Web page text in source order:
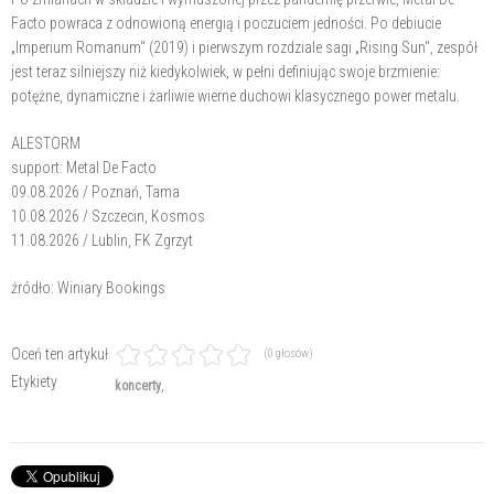
Facto powraca z odnowioną energią i poczuciem jedności. Po debiucie
„Imperium Romanum" (2019) i pierwszym rozdziale sagi „Rising Sun", zespół
jest teraz silniejszy niż kiedykolwiek, w pełni definiując swoje brzmienie:
potężne, dynamiczne i żarliwie wierne duchowi klasycznego power metalu.
ALESTORM
support: Metal De Facto
09.08.2026 / Poznań, Tama
10.08.2026 / Szczecin, Kosmos
11.08.2026 / Lublin, FK Zgrzyt
źródło: Winiary Bookings
Oceń ten artykuł (0 głosów)
Etykiety koncerty